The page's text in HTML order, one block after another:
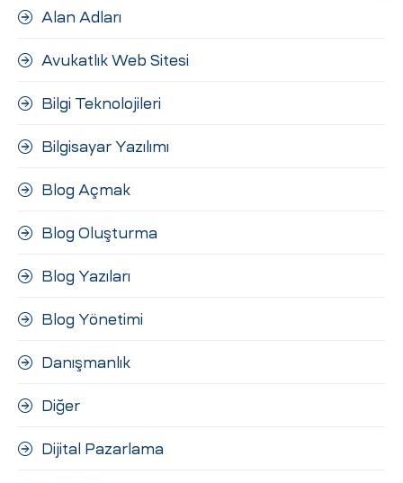
Alan Adları
Avukatlık Web Sitesi
Bilgi Teknolojileri
Bilgisayar Yazılımı
Blog Açmak
Blog Oluşturma
Blog Yazıları
Blog Yönetimi
Danışmanlık
Diğer
Dijital Pazarlama